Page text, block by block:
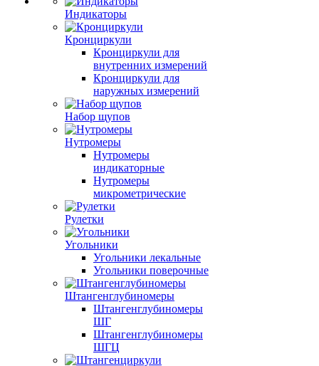
Индикаторы
Кронциркули
Кронциркули для
внутренних измерений
Кронциркули для
наружных измерений
Набор щупов
Нутромеры
Нутромеры
индикаторные
Нутромеры
микрометрические
Рулетки
Угольники
Угольники лекальные
Угольники поверочные
Штангенглубиномеры
Штангенглубиномеры
ШГ
Штангенглубиномеры
ШГЦ